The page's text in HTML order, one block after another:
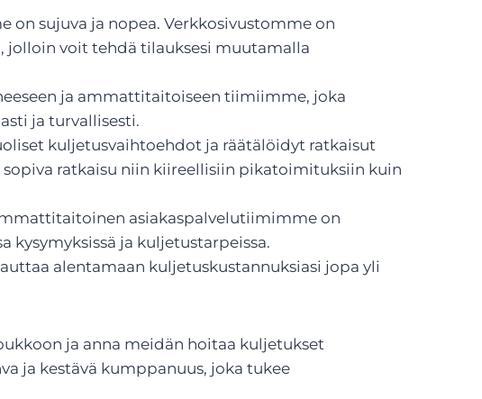
on sujuva ja nopea. Verkkosivustomme on
jolloin voit tehdä tilauksesi muutamalla
ja ammattitaitoiseen tiimiimme, joka
ja turvallisesti.
kuljetusvaihtoehdot ja räätälöidyt ratkaisut
ratkaisu niin kiireellisiin pikatoimituksiin kuin
asiakaspalvelutiimimme on
kysymyksissä ja kuljetustarpeissa.
alentamaan kuljetuskustannuksiasi jopa yli
ja anna meidän hoitaa kuljetukset
ja kestävä kumppanuus, joka tukee